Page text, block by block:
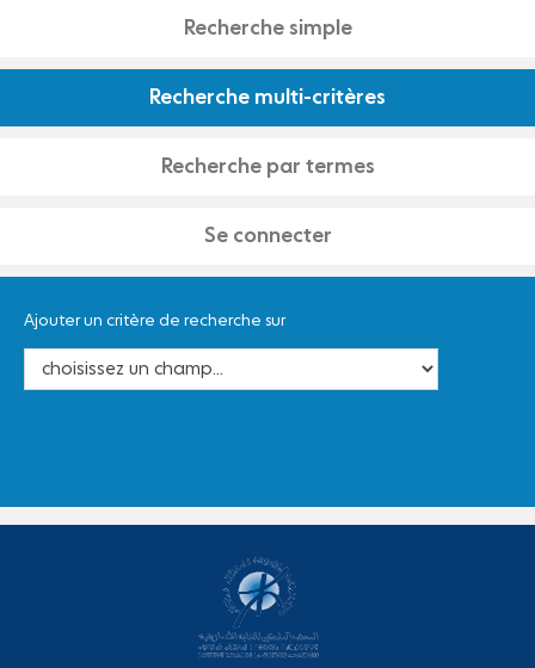
Recherche simple
Recherche multi-critères
Recherche par termes
Se connecter
Ajouter un critère de recherche sur